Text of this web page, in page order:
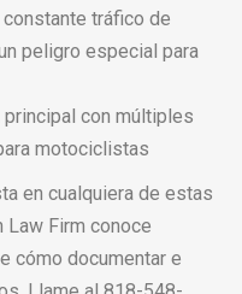
tráfico de
peligro especial para
con múltiples
motociclistas
en cualquiera de estas
Law Firm conoce
cómo documentar e